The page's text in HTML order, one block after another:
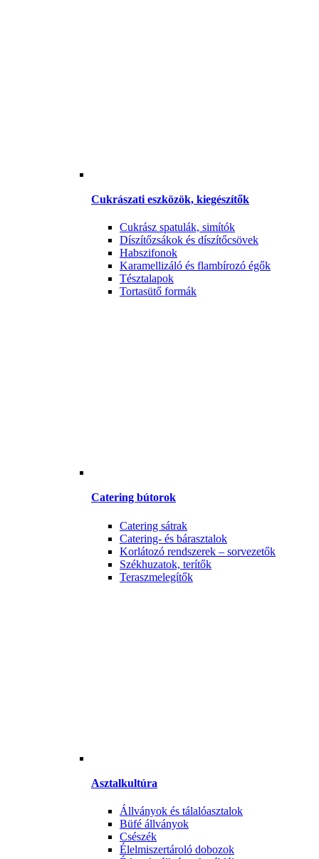
Cukrászati eszközök, kiegészítők
Cukrász spatulák, simítók
Díszítőzsákok és díszítőcsövek
Habszifonok
Karamellizáló és flambírozó égők
Tésztalapok
Tortasütő formák
Catering bútorok
Catering sátrak
Catering- és bárasztalok
Korlátozó rendszerek – sorvezetők
Székhuzatok, terítők
Teraszmelegítők
Asztalkultúra
Állványok és tálalóasztalok
Büfé állványok
Csészék
Élelmiszertároló dobozok